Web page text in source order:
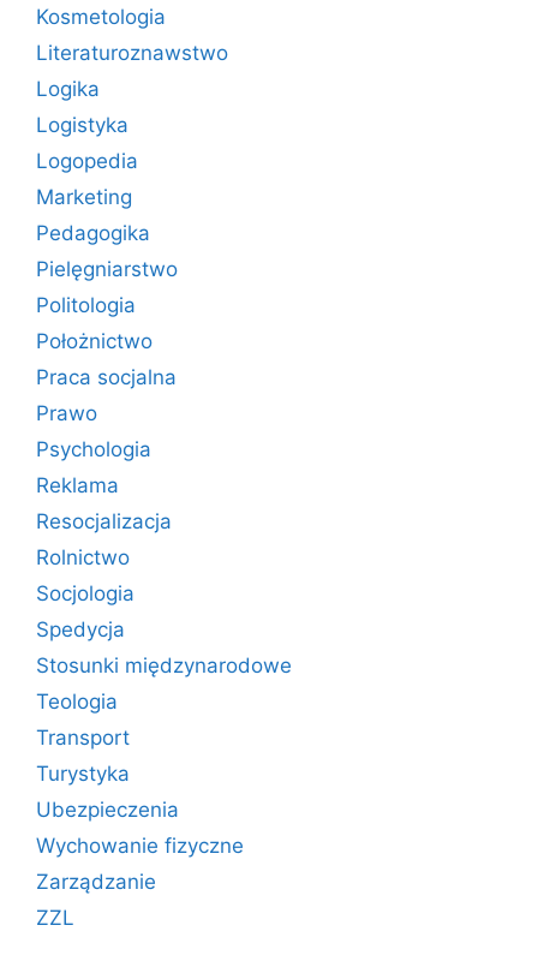
Kosmetologia
Literaturoznawstwo
Logika
Logistyka
Logopedia
Marketing
Pedagogika
Pielęgniarstwo
Politologia
Położnictwo
Praca socjalna
Prawo
Psychologia
Reklama
Resocjalizacja
Rolnictwo
Socjologia
Spedycja
Stosunki międzynarodowe
Teologia
Transport
Turystyka
Ubezpieczenia
Wychowanie fizyczne
Zarządzanie
ZZL